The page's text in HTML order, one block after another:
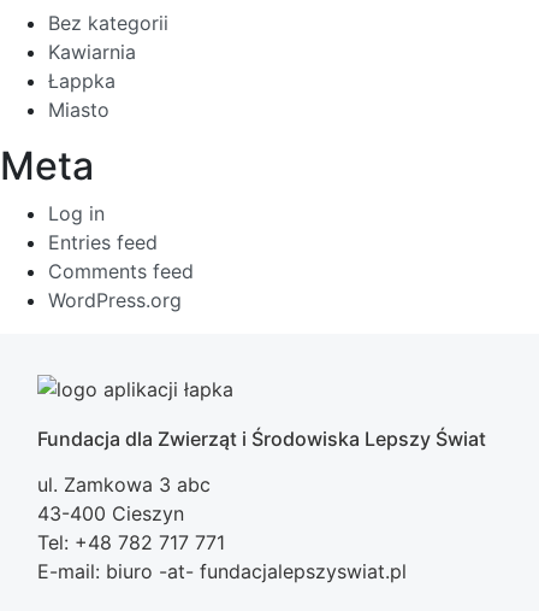
Bez kategorii
Kawiarnia
Łappka
Miasto
Meta
Log in
Entries feed
Comments feed
WordPress.org
Fundacja dla Zwierząt i Środowiska Lepszy Świat
ul. Zamkowa 3 abc
43-400 Cieszyn
Tel: +48 782 717 771
E-mail: biuro -at- fundacjalepszyswiat.pl